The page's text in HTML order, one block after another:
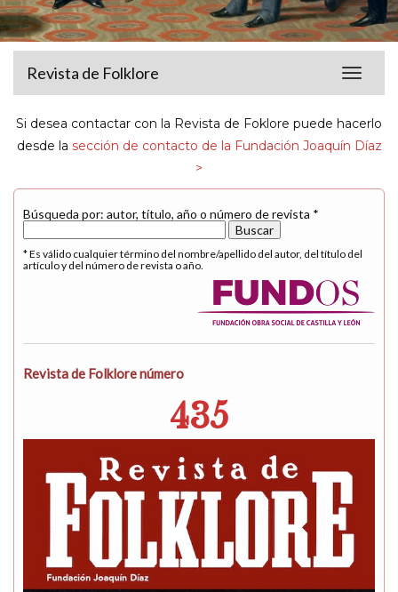
Toggle
Revista de Folklore
Si desea contactar con la Revista de Foklore puede hacerlo
desde la sección de contacto de la Fundación Joaquín Díaz
>
Búsqueda por: autor, título, año o número de revista *
* Es válido cualquier término del nombre/apellido del autor, del título del
artículo y del número de revista o año.
Revista de Folklore número
435